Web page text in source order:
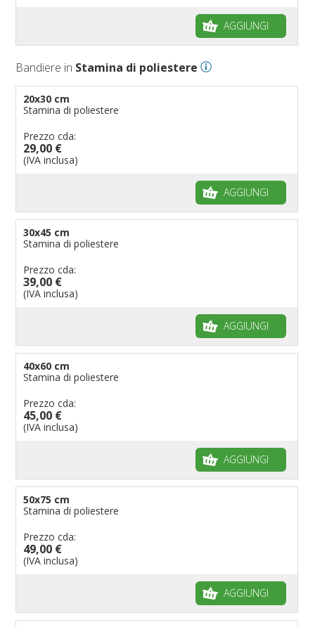
AGGIUNGI
Bandiere in Stamina di poliestere
20x30 cm
Stamina di poliestere
Prezzo cda:
29,00 €
(IVA inclusa)
AGGIUNGI
30x45 cm
Stamina di poliestere
Prezzo cda:
39,00 €
(IVA inclusa)
AGGIUNGI
40x60 cm
Stamina di poliestere
Prezzo cda:
45,00 €
(IVA inclusa)
AGGIUNGI
50x75 cm
Stamina di poliestere
Prezzo cda:
49,00 €
(IVA inclusa)
AGGIUNGI